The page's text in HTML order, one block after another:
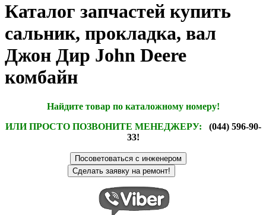
Каталог запчастей купить
сальник, прокладка, вал
Джон Дир John Deere
комбайн
Найдите товар по каталожному номеру!
ИЛИ ПРОСТО ПОЗВОНИТЕ МЕНЕДЖЕРУ: (044) 596-90-
33!